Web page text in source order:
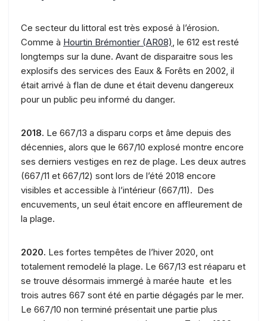
Ce secteur du littoral est très exposé à l’érosion.
Comme à Hourtin Brémontier (AR08), le 612 est resté
longtemps sur la dune. Avant de disparaitre sous les
explosifs des services des Eaux & Forêts en 2002, il
était arrivé à flan de dune et était devenu dangereux
pour un public peu informé du danger.
2018. Le 667/13 a disparu corps et âme depuis des
décennies, alors que le 667/10 explosé montre encore
ses derniers vestiges en rez de plage. Les deux autres
(667/11 et 667/12) sont lors de l’été 2018 encore
visibles et accessible à l’intérieur (667/11). Des
encuvements, un seul était encore en affleurement de
la plage.
2020. Les fortes tempêtes de l’hiver 2020, ont
totalement remodelé la plage. Le 667/13 est réaparu et
se trouve désormais immergé à marée haute et les
trois autres 667 sont été en partie dégagés par le mer.
Le 667/10 non terminé présentait une partie plus